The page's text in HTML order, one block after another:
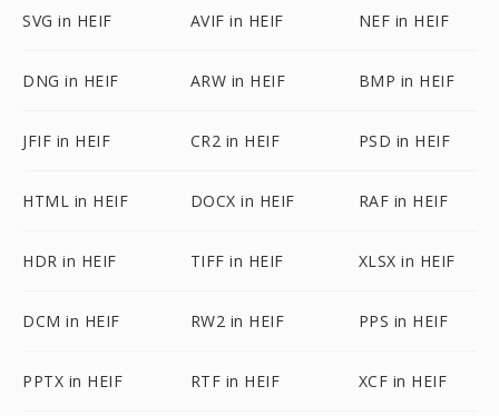
SVG in HEIF AVIF in HEIF NEF in HEIF
DNG in HEIF ARW in HEIF BMP in HEIF
JFIF in HEIF CR2 in HEIF PSD in HEIF
HTML in HEIF DOCX in HEIF RAF in HEIF
HDR in HEIF TIFF in HEIF XLSX in HEIF
DCM in HEIF RW2 in HEIF PPS in HEIF
PPTX in HEIF RTF in HEIF XCF in HEIF